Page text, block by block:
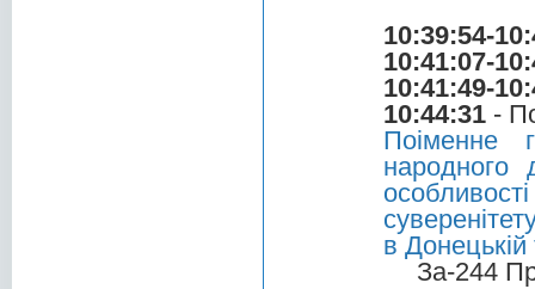
10:39:54-
10:41:07-
10:41:49-
10:44:31 -
Поіменне
в
За-244